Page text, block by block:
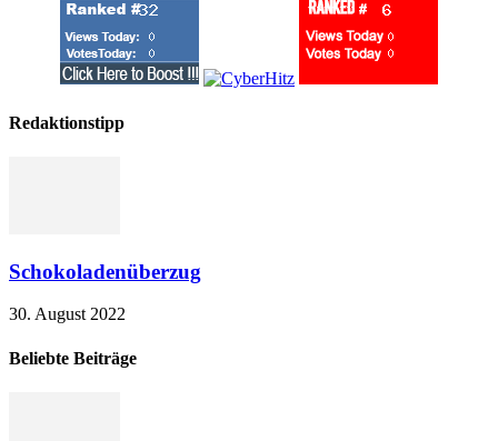
Redaktionstipp
Schokoladenüberzug
30. August 2022
Beliebte Beiträge